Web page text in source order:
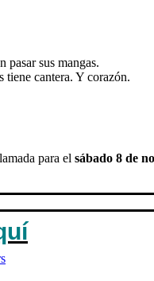
pasar sus mangas.
tiene cantera. Y corazón.
para el sábado 8 de